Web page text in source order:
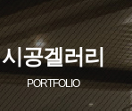
시공겔러리
PORTFOLIO